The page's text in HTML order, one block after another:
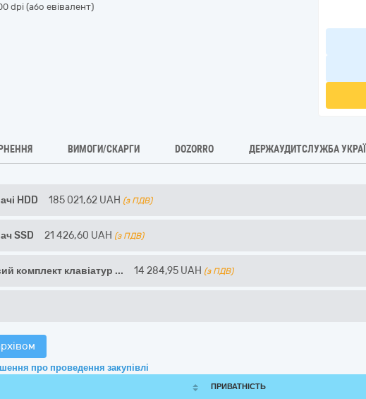
dpi (або евівалент)
ВИМОГИ/СКАРГИ DOZORRO ДЕРЖАУДИТСЛУЖБА
HDD 185 021,62 UAH (з ПДВ)
SSD 21 426,60 UAH (з ПДВ)
комплект клавіатур ... 14 284,95 UAH (з ПДВ)
про проведення закупівлі
ПРИВАТНІСТЬ